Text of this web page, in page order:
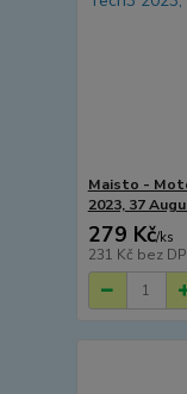
Maisto -
2023, 37
279 Kč/ks
231 Kč bez